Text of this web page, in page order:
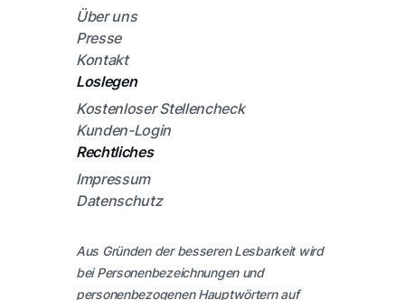
Über uns
Presse
Kontakt
Loslegen
Kostenloser Stellencheck
Kunden-Login
Rechtliches
Impressum
Datenschutz
Aus Gründen der besseren Lesbarkeit wird
bei Personenbezeichnungen und
personenbezogenen Hauptwörtern auf